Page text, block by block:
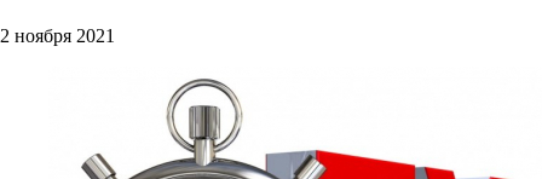
2 ноября 2021